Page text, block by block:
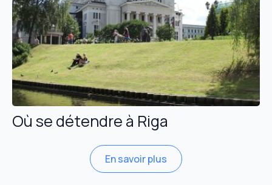
Où se détendre à Riga
En savoir plus